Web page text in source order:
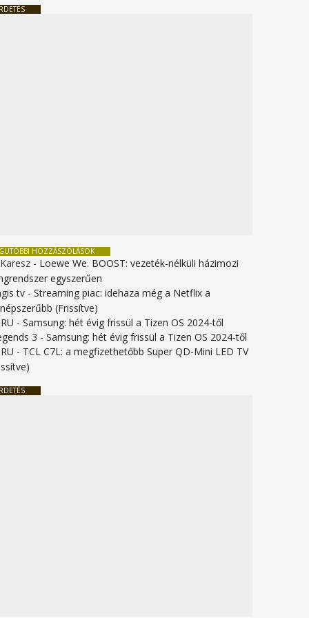
HOZZÁSZÓLÁSOK
- Loewe We. BOOST: vezeték-nélküli házimozi
egyszerűen
tv -Streaming piac: idehaza még a Netflix a
(Frissítve)
-Samsung: hét évig frissül a Tizen OS 2024-től
3 -Samsung: hét évig frissül a Tizen OS 2024-től
- TCL C7L: a megfizethetőbb Super QD-Mini LED TV